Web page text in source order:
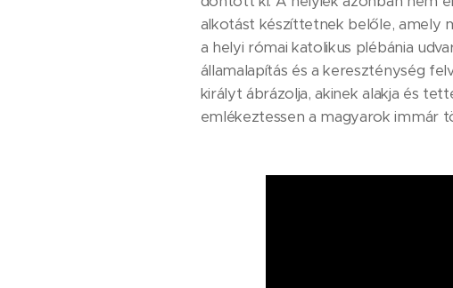
alkotást készíttetnek belőle, amely
a helyi római katolikus plébánia
államalapítás és a kereszténység
királyt ábrázolja, akinek alakja és
emlékeztessen a magyarok immár